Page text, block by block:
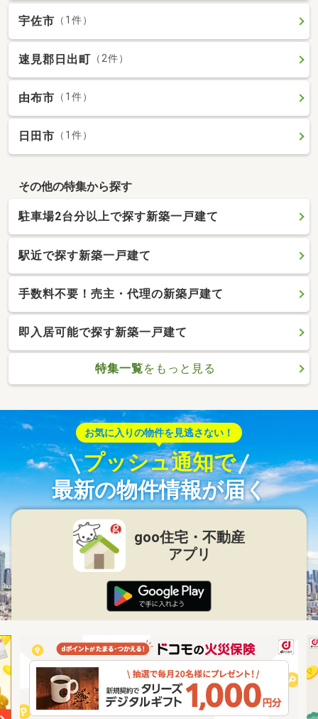
宇佐市 （1件）
速見郡日出町 （2件）
由布市 （1件）
日田市 （1件）
その他の特集から探す
駐車場2台分以上で探す新築一戸建て
駅近で探す新築一戸建て
手数料不要！売主・代理の新築戸建て
即入居可能で探す新築一戸建て
特集一覧をもっと見る
お気に入りの物件を見逃さない！
プッシュ通知で
最新の物件情報が届く
goo住宅・不動産
アプリ